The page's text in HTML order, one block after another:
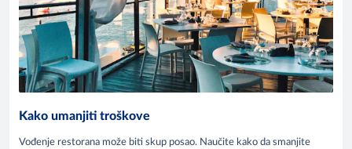
Kako umanjiti troškove
Vođenje restorana može biti skup posao. Naučite kako da smanjite